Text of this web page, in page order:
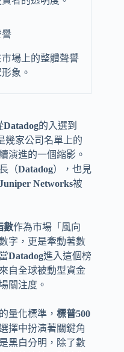
譽
場上的整體聲譽
象。
Datadog的入選到
幾家公司名單上的
演進的一個縮影。
（Datadog），也見
Networks被
數作為市場「風向
字，更是牽動著數
Datadog進入這個榜
自全球被動型資金
關注度。
量化標準， 標普500
擇中扮演著關鍵角
黑白分明，除了數